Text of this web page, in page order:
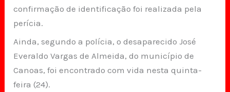
confirmação de identificação foi realizada pela
perícia.
Ainda, segundo a polícia, o desaparecido José
Everaldo Vargas de Almeida, do município de
Canoas, foi encontrado com vida nesta quinta-
feira (24).